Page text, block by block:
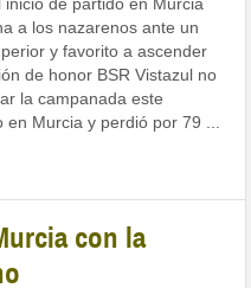
inicio de partido en Murcia
a los nazarenos ante un
y favorito a ascender
de honor BSR Vistazul no
la campanada este
en Murcia y perdió por 79 ...
con la